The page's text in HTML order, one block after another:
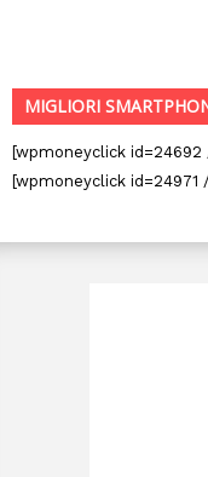
MIGLIORI
[wpmoneyclick
[wpmoneyclick